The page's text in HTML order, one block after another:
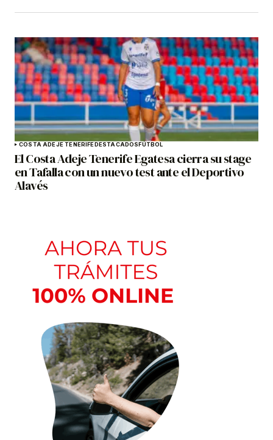
COSTA ADEJE TENERIFEDESTACADOSFÚTBOL
El Costa Adeje Tenerife Egatesa cierra su stage
en Tafalla con un nuevo test ante el Deportivo
Alavés